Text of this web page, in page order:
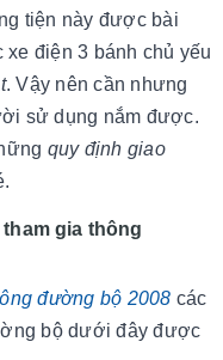
tiện này được bài
điện 3 bánh chủ yếu
. Vậy nên cần nhưng
sử dụng nắm được.
quy định giao
gia thông
đường bộ 2008 các
bộ dưới đây được